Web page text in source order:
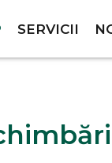
SERVICII